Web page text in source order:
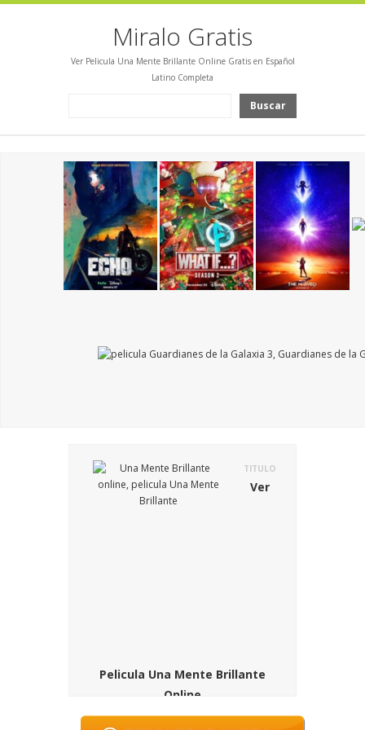
Miralo Gratis
Ver Pelicula Una Mente Brillante Online Gratis en Español
Latino Completa
Buscar
TITULO
Ver
Pelicula Una Mente Brillante
Online
SINOPSIS